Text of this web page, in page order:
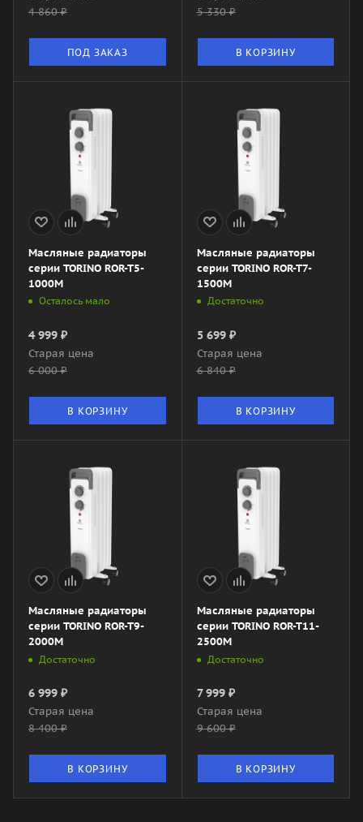
4 860₽
ПОД ЗАКАЗ
5 330₽
В КОРЗИНУ
Масляные радиаторы
серии TORINO ROR-T5-
1000M
Осталось мало
4 999 ₽
Старая цена
6 000₽
В КОРЗИНУ
Масляные радиаторы
серии TORINO ROR-T7-
1500M
Достаточно
5 699₽
Старая цена
6 840₽
В КОРЗИНУ
Масляные радиаторы
серии TORINO ROR-T9-
2000M
Достаточно
6 999 ₽
Старая цена
8 400₽
В КОРЗИНУ
Масляные радиаторы
серии TORINO ROR-T11-
2500M
Достаточно
7 999₽
Старая цена
9 600₽
В КОРЗИНУ